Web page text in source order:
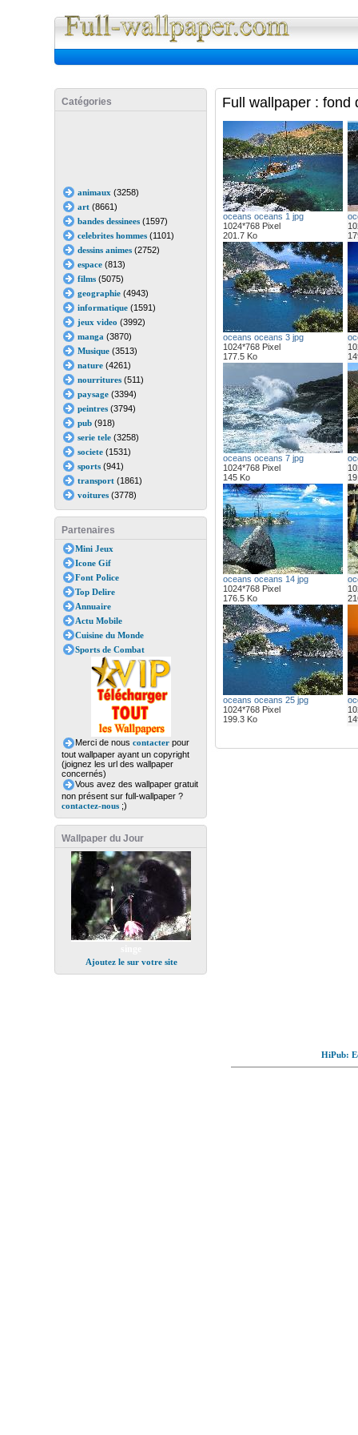
Catégories
animaux (3258)
art(8661)
bandes dessinees(1597)
celebrites hommes(1101)
dessins animes(2752)
espace(813)
films(5075)
geographie(4943)
informatique(1591)
jeux video (3992)
manga (3870)
Musique(3513)
nature(4261)
nourritures(511)
paysage(3394)
peintres(3794)
pub(918)
serie tele(3258)
societe(1531)
sports(941)
transport(1861)
voitures(3778)
Partenaires
Mini Jeux
Icone Gif
Font Police
Top Delire
Annuaire
Actu Mobile
Cuisine du Monde
Sports de Combat
Merci de nous contacterpour
tout wallpaper ayant un copyright
(joignez les url des wallpaper
concernés)
Vous avez des wallpaper gratuit
non présent sur full-wallpaper ?
contactez-nous;)
Wallpaper du Jour
Ajoutez le sur votre site
Full wallpaper : fond
oceans oceans 1 jpg
1024*768 Pixel
201.7 Ko
oceans oceans 3 jpg
1024*768 Pixel
177.5 Ko
oceans oceans 7 jpg
1024*768 Pixel
145 Ko
oceans oceans 14 jpg
1024*768 Pixel
176.5 Ko
oceans oceans 25 jpg
1024*768 Pixel
199.3 Ko
HiPub: